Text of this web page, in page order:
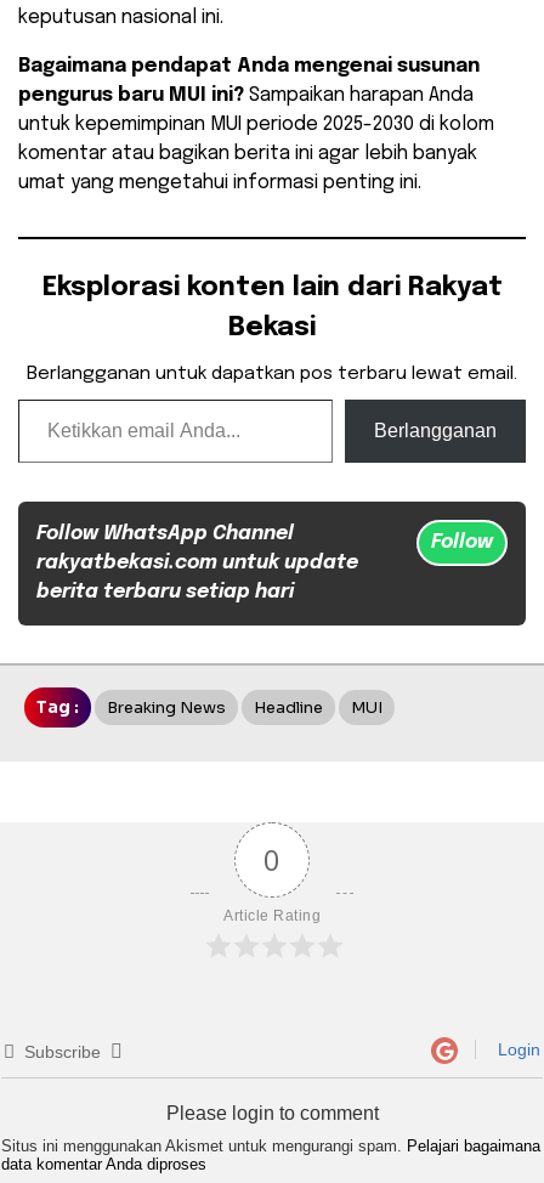
keputusan nasional ini.
Bagaimana pendapat Anda mengenai susunan
pengurus baru MUI ini? Sampaikan harapan Anda
untuk kepemimpinan MUI periode 2025-2030 di kolom
komentar atau bagikan berita ini agar lebih banyak
umat yang mengetahui informasi penting ini.
Eksplorasi konten lain dari Rakyat
Bekasi
Berlangganan untuk dapatkan pos terbaru lewat email.
Ketikkan email Anda...
Berlangganan
Follow WhatsApp Channel
rakyatbekasi.com untuk update
berita terbaru setiap hari
Follow
Tag : Breaking News Headline MUI
0
Article Rating
Subscribe Login
Please login to comment
Situs ini menggunakan Akismet untuk mengurangi spam. Pelajari bagaimana
data komentar Anda diproses